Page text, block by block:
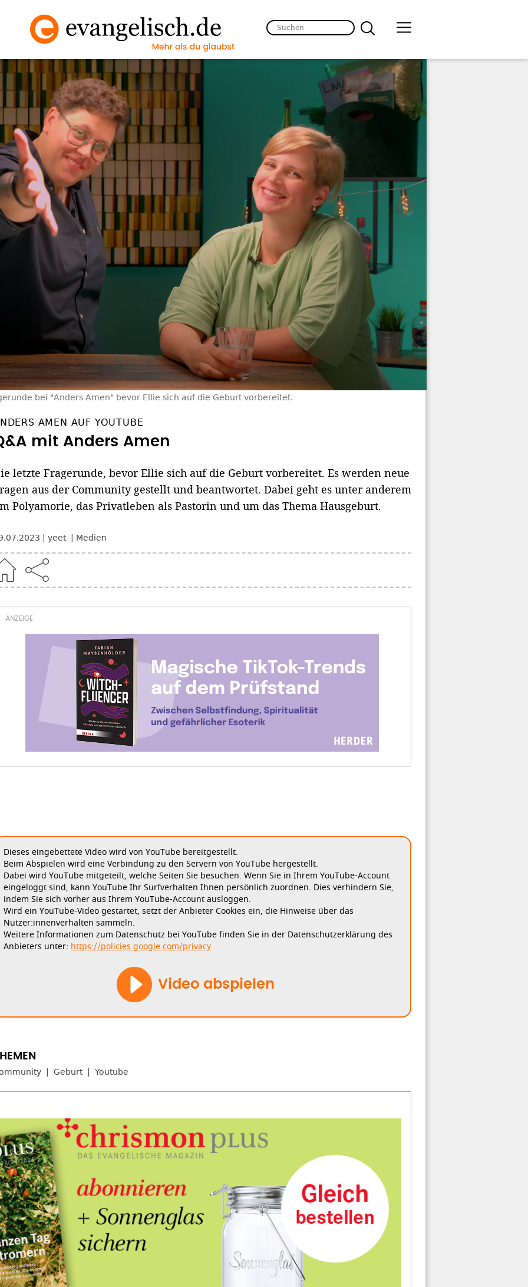
bei "Anders Amen" bevor Ellie sich auf die Geburt vorbereitet.
AMEN AUF YOUTUBE
mit Anders Amen
letzte Fragerunde, bevor Ellie sich auf die Geburt vorbereitet. Es werden neue
aus der Community gestellt und beantwortet. Dabei geht es unter anderem
Polyamorie, das Privatleben als Pastorin und um das Thema Hausgeburt.
yeet Medien
Dieses eingebettete Video wird von YouTube bereitgestellt.
Beim Abspielen wird eine Verbindung zu den Servern von YouTube hergestellt.
Dabei wird YouTube mitgeteilt, welche Seiten Sie besuchen. Wenn Sie in Ihrem YouTube-Account
eingeloggt sind, kann YouTube Ihr Surfverhalten Ihnen persönlich zuordnen. Dies verhindern Sie,
indem Sie sich vorher aus Ihrem YouTube-Account ausloggen.
Wird ein YouTube-Video gestartet, setzt der Anbieter Cookies ein, die Hinweise über das
Nutzer:innenverhalten sammeln.
Weitere Informationen zum Datenschutz bei YouTube finden Sie in der Datenschutzerklärung des
Anbieters unter: https://policies.google.com/privacy
Video abspielen
Geburt Youtube